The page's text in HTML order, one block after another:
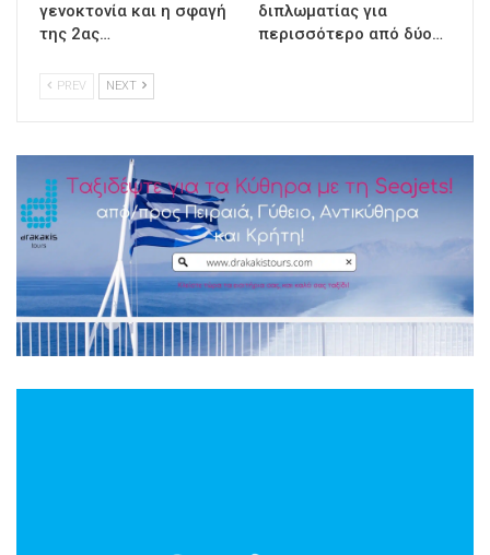
γενοκτονία και η σφαγή
της 2ας…
διπλωματίας για
περισσότερο από δύο…
PREV NEXT